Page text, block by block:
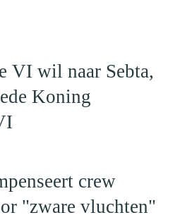
VI wil naar Sebta,
Koning
crew
"zware vluchten"